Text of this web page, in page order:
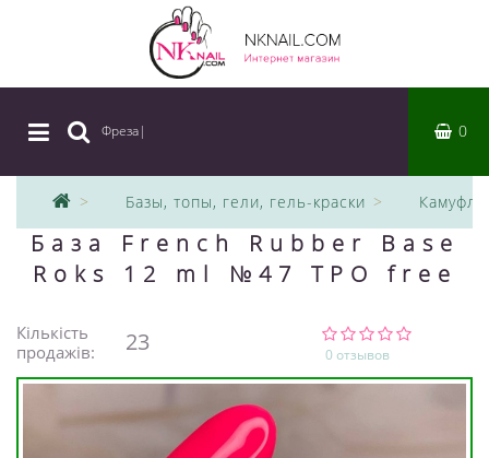
Фреза| 0
Базы, топы, гели, гель-краски
База French Rubber Base
Roks 12 ml №47 TPO free
Кількість
продажів:
23 0 отзывов